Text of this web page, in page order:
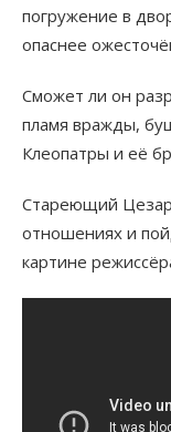
погружение в
опаснее
Сможет ли он
пламя вражды,
Клеопатры и её
Стареющий
отношениях и
картине